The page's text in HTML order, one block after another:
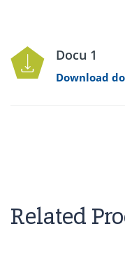
Docu 1
Download
Related